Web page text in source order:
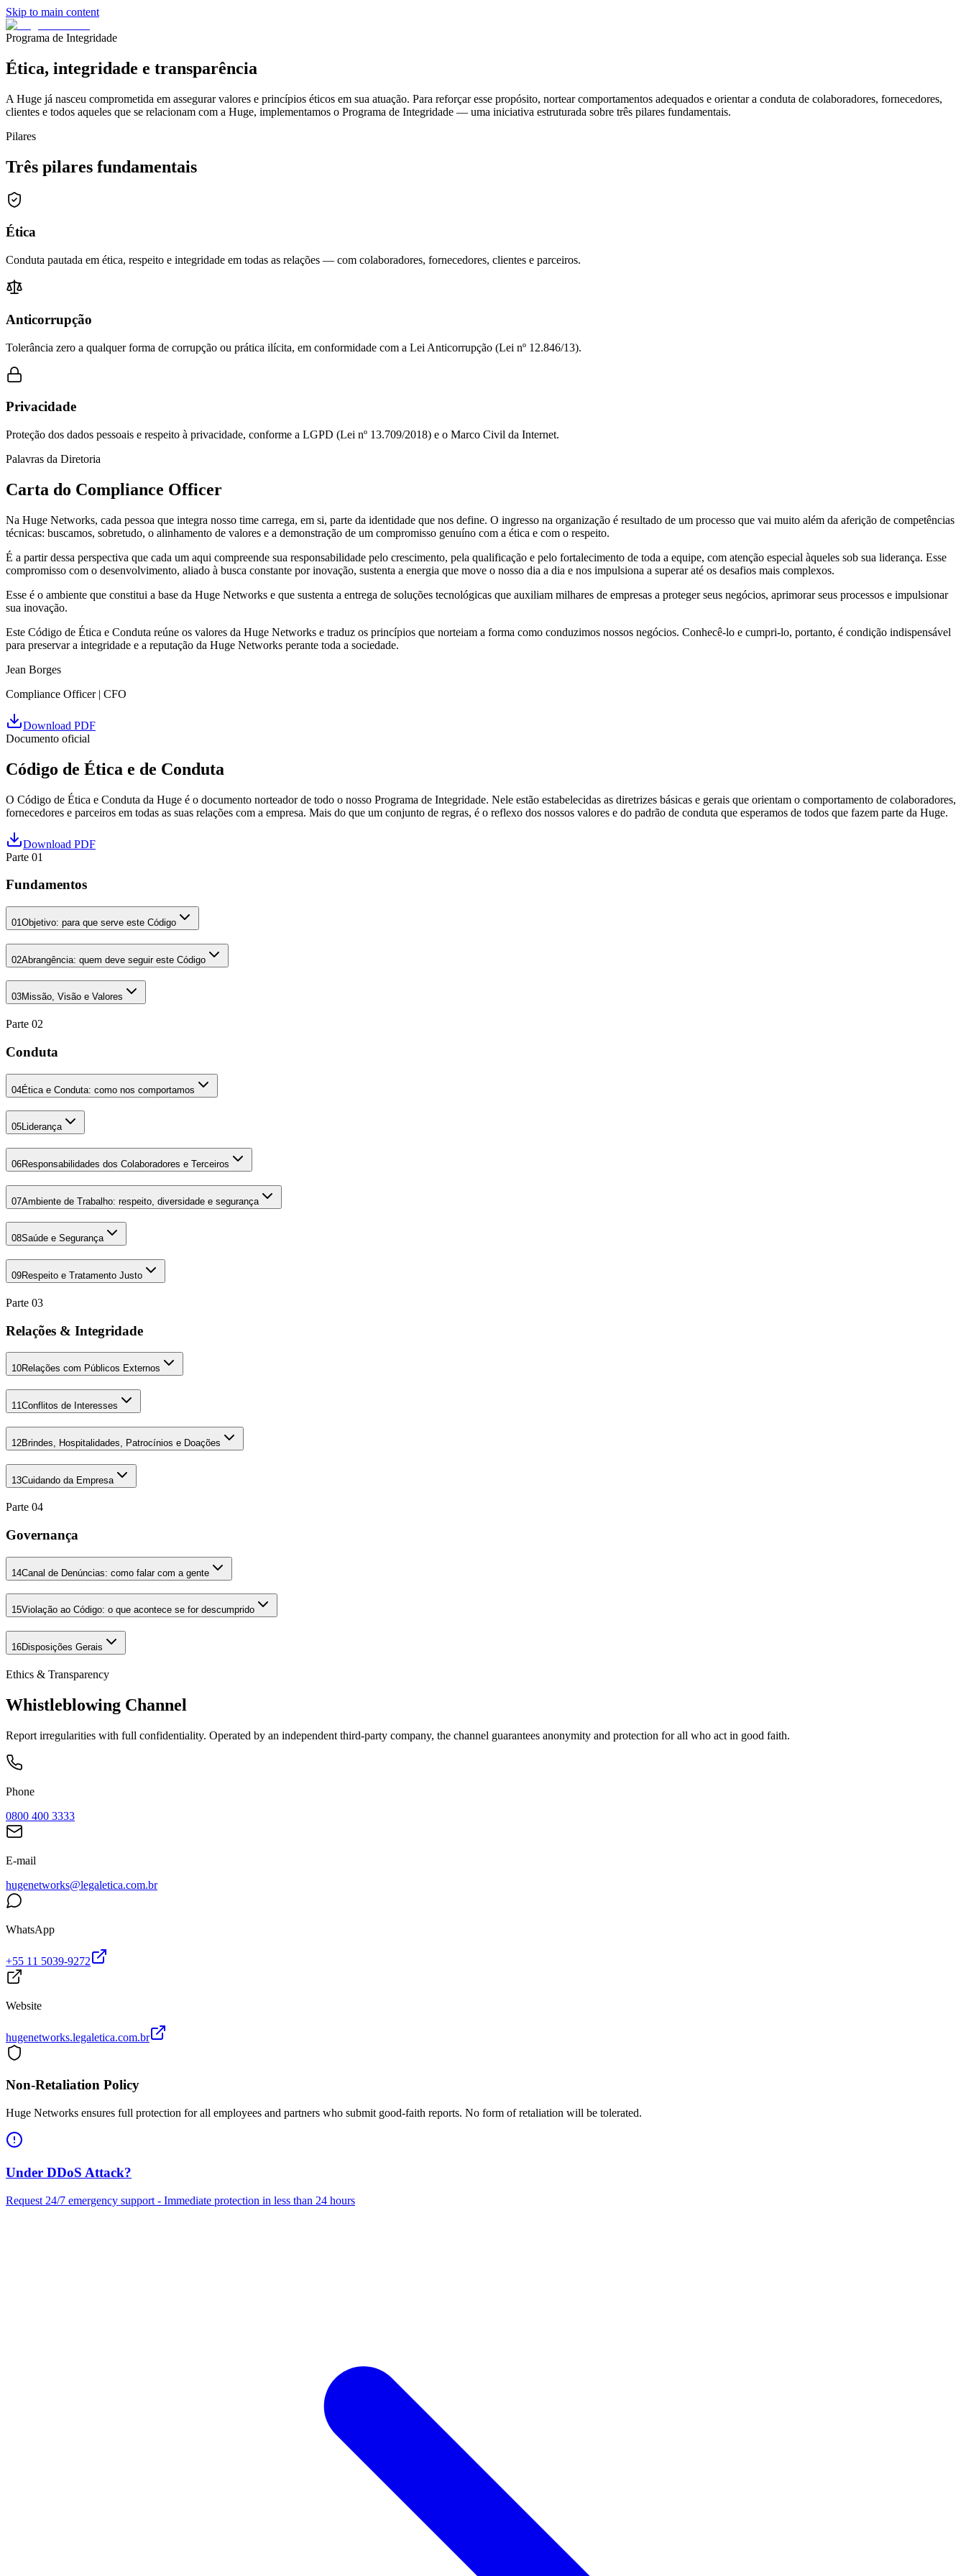
Skip to main content
Programa de Integridade
Ética, integridade e transparência
A Huge já nasceu comprometida em assegurar valores e princípios éticos em sua atuação. Para reforçar esse propósito, nortear comportamentos adequados e orientar a conduta de colaboradores, fornecedores,
clientes e todos aqueles que se relacionam com a Huge, implementamos o Programa de Integridade — uma iniciativa estruturada sobre três pilares fundamentais.
Pilares
Três pilares fundamentais
Ética
Conduta pautada em ética, respeito e integridade em todas as relações — com colaboradores, fornecedores, clientes e parceiros.
Anticorrupção
Tolerância zero a qualquer forma de corrupção ou prática ilícita, em conformidade com a Lei Anticorrupção (Lei nº 12.846/13).
Privacidade
Proteção dos dados pessoais e respeito à privacidade, conforme a LGPD (Lei nº 13.709/2018) e o Marco Civil da Internet.
Palavras da Diretoria
Carta do Compliance Officer
Na Huge Networks, cada pessoa que integra nosso time carrega, em si, parte da identidade que nos define. O ingresso na organização é resultado de um processo que vai muito além da aferição de competências
técnicas: buscamos, sobretudo, o alinhamento de valores e a demonstração de um compromisso genuíno com a ética e com o respeito.
É a partir dessa perspectiva que cada um aqui compreende sua responsabilidade pelo crescimento, pela qualificação e pelo fortalecimento de toda a equipe, com atenção especial àqueles sob sua liderança. Esse
compromisso com o desenvolvimento, aliado à busca constante por inovação, sustenta a energia que move o nosso dia a dia e nos impulsiona a superar até os desafios mais complexos.
Esse é o ambiente que constitui a base da Huge Networks e que sustenta a entrega de soluções tecnológicas que auxiliam milhares de empresas a proteger seus negócios, aprimorar seus processos e impulsionar
sua inovação.
Este Código de Ética e Conduta reúne os valores da Huge Networks e traduz os princípios que norteiam a forma como conduzimos nossos negócios. Conhecê-lo e cumpri-lo, portanto, é condição indispensável
para preservar a integridade e a reputação da Huge Networks perante toda a sociedade.
Jean Borges
Compliance Officer | CFO
Download PDF
Documento oficial
Código de Ética e de Conduta
O Código de Ética e Conduta da Huge é o documento norteador de todo o nosso Programa de Integridade. Nele estão estabelecidas as diretrizes básicas e gerais que orientam o comportamento de colaboradores,
fornecedores e parceiros em todas as suas relações com a empresa. Mais do que um conjunto de regras, é o reflexo dos nossos valores e do padrão de conduta que esperamos de todos que fazem parte da Huge.
Download PDF
Parte 01
Fundamentos
01Objetivo: para que serve este Código
02Abrangência: quem deve seguir este Código
03Missão, Visão e Valores
Parte 02
Conduta
04Ética e Conduta: como nos comportamos
05Liderança
06Responsabilidades dos Colaboradores e Terceiros
07Ambiente de Trabalho: respeito, diversidade e segurança
08Saúde e Segurança
09Respeito e Tratamento Justo
Parte 03
Relações & Integridade
10Relações com Públicos Externos
11Conflitos de Interesses
12Brindes, Hospitalidades, Patrocínios e Doações
13Cuidando da Empresa
Parte 04
Governança
14Canal de Denúncias: como falar com a gente
15Violação ao Código: o que acontece se for descumprido
16Disposições Gerais
Ethics & Transparency
Whistleblowing Channel
Report irregularities with full confidentiality. Operated by an independent third-party company, the channel guarantees anonymity and protection for all who act in good faith.
Phone
0800 400 3333
E-mail
hugenetworks@legaletica.com.br
WhatsApp
+55 11 5039-9272
Website
hugenetworks.legaletica.com.br
Non-Retaliation Policy
Huge Networks ensures full protection for all employees and partners who submit good-faith reports. No form of retaliation will be tolerated.
Under DDoS Attack?
Request 24/7 emergency support - Immediate protection in less than 24 hours